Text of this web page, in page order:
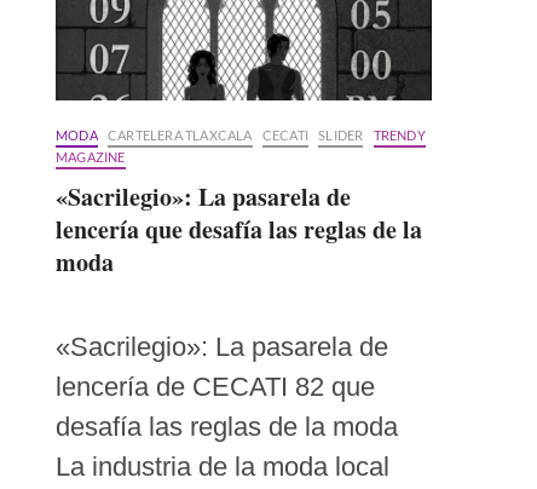
MODA CARTELERA TLAXCALA CECATI SLIDER
TRENDY
MAGAZINE
«Sacrilegio»: La pasarela de
lencería que desafía las reglas de la
moda
«Sacrilegio»: La pasarela de
lencería de CECATI 82 que
desafía las reglas de la moda
La industria de la moda local